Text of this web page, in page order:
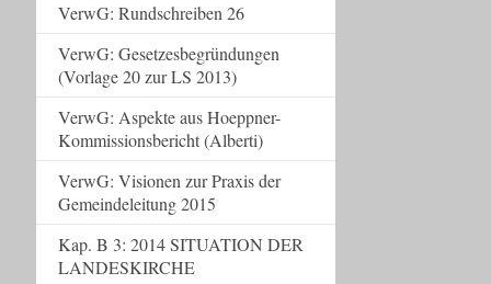
VerwG: Rundschreiben 26
VerwG: Gesetzesbegründungen
(Vorlage 20 zur LS 2013)
VerwG: Aspekte aus Hoeppner-
Kommissionsbericht (Alberti)
VerwG: Visionen zur Praxis der
Gemeindeleitung 2015
Kap. B 3: 2014 SITUATION DER
LANDESKIRCHE